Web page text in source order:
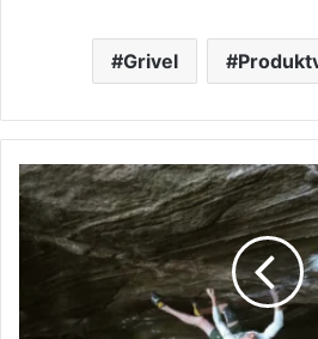
Grivel
Jakob
Schubert
wiederholt
Mount
Doom